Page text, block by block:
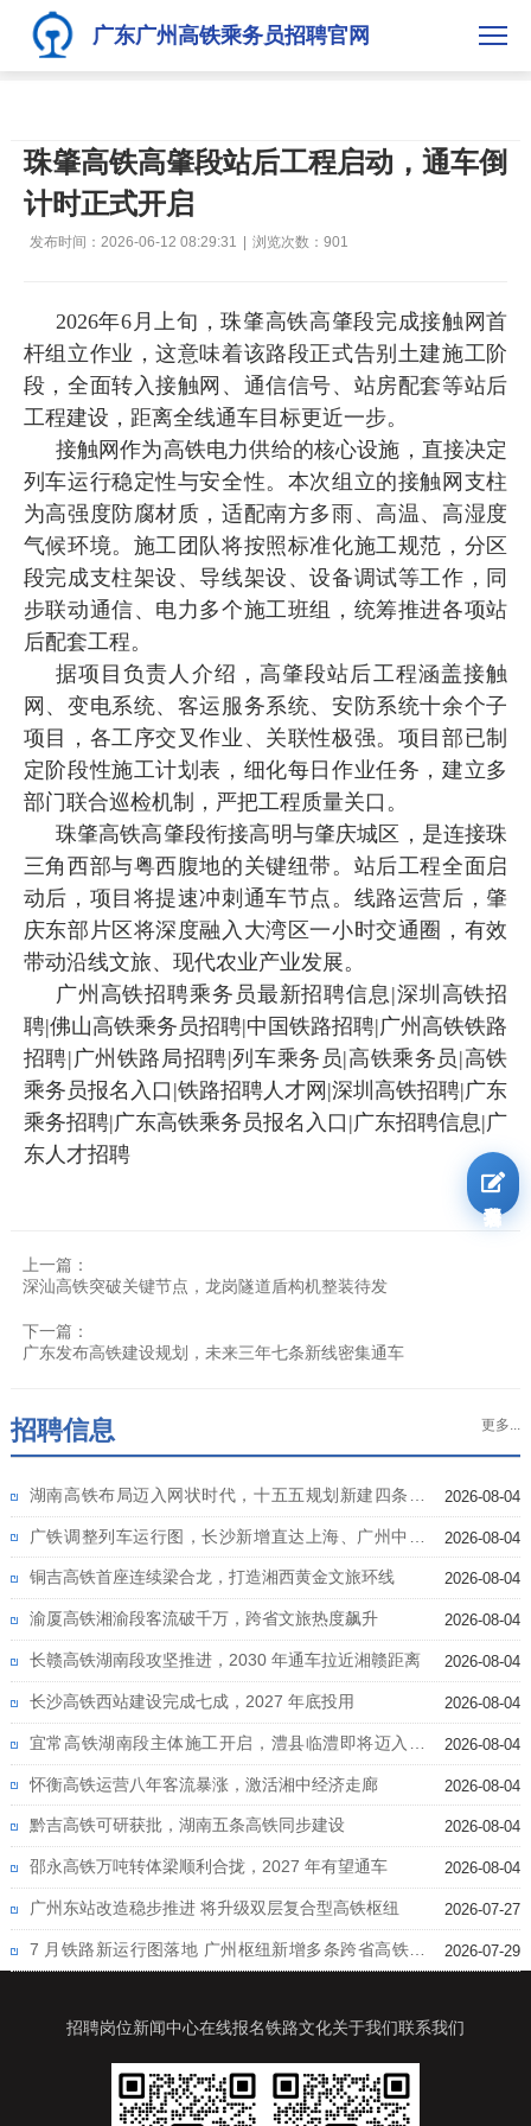
广东广州高铁乘务员招聘官网
珠肇高铁高肇段站后工程启动，通车倒
计时正式开启
发布时间：2026-06-12 08:29:31 | 浏览次数： 901
2026年6月上旬，珠肇高铁高肇段完成接触网首
杆组立作业，这意味着该路段正式告别土建施工阶
段，全面转入接触网、通信信号、站房配套等站后
工程建设，距离全线通车目标更近一步。
接触网作为高铁电力供给的核心设施，直接决定
列车运行稳定性与安全性。本次组立的接触网支柱
为高强度防腐材质，适配南方多雨、高温、高湿度
气候环境。施工团队将按照标准化施工规范，分区
段完成支柱架设、导线架设、设备调试等工作，同
步联动通信、电力多个施工班组，统筹推进各项站
后配套工程。
据项目负责人介绍，高肇段站后工程涵盖接触
网、变电系统、客运服务系统、安防系统十余个子
项目，各工序交叉作业、关联性极强。项目部已制
定阶段性施工计划表，细化每日作业任务，建立多
部门联合巡检机制，严把工程质量关口。
珠肇高铁高肇段衔接高明与肇庆城区，是连接珠
三角西部与粤西腹地的关键纽带。站后工程全面启
动后，项目将提速冲刺通车节点。线路运营后，肇
庆东部片区将深度融入大湾区一小时交通圈，有效
带动沿线文旅、现代农业产业发展。
广州高铁招聘乘务员最新招聘信息|深圳高铁招
聘|佛山高铁乘务员招聘|中国铁路招聘|广州高铁铁路
招聘|广州铁路局招聘|列车乘务员|高铁乘务员|高铁
乘务员报名入口|铁路招聘人才网|深圳高铁招聘|广东
乘务招聘|广东高铁乘务员报名入口|广东招聘信息|广
东人才招聘
上一篇：
深汕高铁突破关键节点，龙岗隧道盾构机整装待发
下一篇：
广东发布高铁建设规划，未来三年七条新线密集通车
更多...
招聘信息
湖南高铁布局迈入网状时代，十五五规划新建四条高
铁
2026-08-04
广铁调整列车运行图，长沙新增直达上海、广州中心
城区高铁
2026-08-04
铜吉高铁首座连续梁合龙，打造湘西黄金文旅环线 2026-08-04
渝厦高铁湘渝段客流破千万，跨省文旅热度飙升 2026-08-04
长赣高铁湖南段攻坚推进，2030 年通车拉近湘赣距离 2026-08-04
长沙高铁西站建设完成七成，2027 年底投用 2026-08-04
宜常高铁湖南段主体施工开启，澧县临澧即将迈入高
铁时代
2026-08-04
怀衡高铁运营八年客流暴涨，激活湘中经济走廊 2026-08-04
黔吉高铁可研获批，湖南五条高铁同步建设 2026-08-04
邵永高铁万吨转体梁顺利合拢，2027 年有望通车 2026-08-04
广州东站改造稳步推进 将升级双层复合型高铁枢纽 2026-07-27
7 月铁路新运行图落地 广州枢纽新增多条跨省高铁线 2026-07-29
招聘岗位新闻中心在线报名铁路文化关于我们联系我们
我要报名